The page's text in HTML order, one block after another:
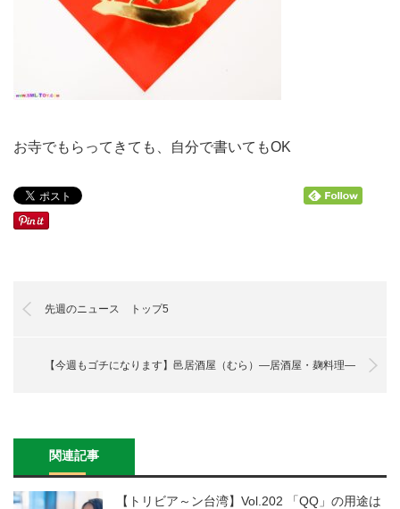
お寺でもらってきても、自分で書いてもOK
先週のニュース トップ5
【今週もゴチになります】邑居酒屋（むら）―居酒屋・麹料理―
関連記事
【トリビア～ン台湾】Vol.202 「QQ」の用途は